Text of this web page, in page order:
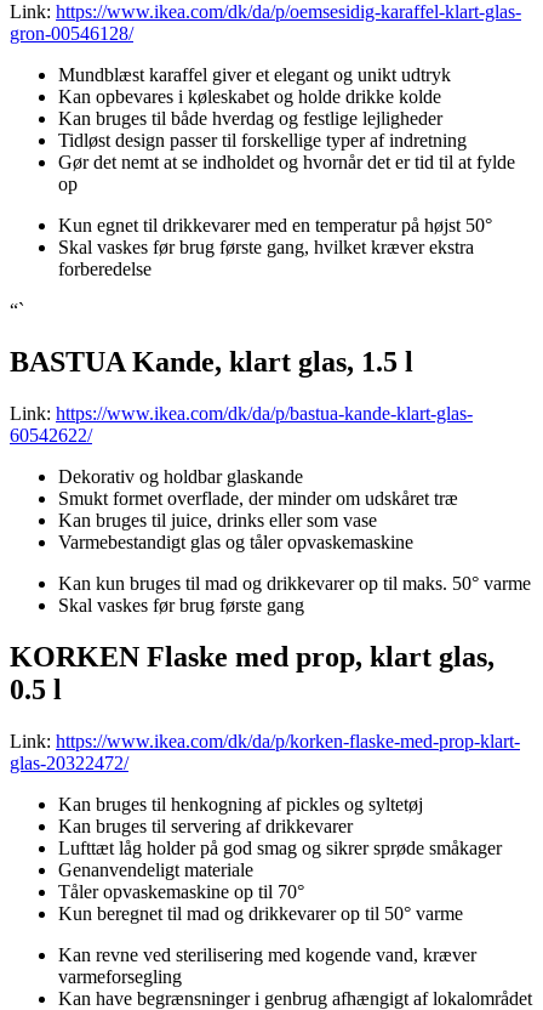
Link: https://www.ikea.com/dk/da/p/oemsesidig-karaffel-klart-glas-
gron-00546128/
Mundblæst karaffel giver et elegant og unikt udtryk
Kan opbevares i køleskabet og holde drikke kolde
Kan bruges til både hverdag og festlige lejligheder
Tidløst design passer til forskellige typer af indretning
Gør det nemt at se indholdet og hvornår det er tid til at fylde
op
Kun egnet til drikkevarer med en temperatur på højst 50°
Skal vaskes før brug første gang, hvilket kræver ekstra
forberedelse
“`
BASTUA Kande, klart glas, 1.5 l
Link: https://www.ikea.com/dk/da/p/bastua-kande-klart-glas-
60542622/
Dekorativ og holdbar glaskande
Smukt formet overflade, der minder om udskåret træ
Kan bruges til juice, drinks eller som vase
Varmebestandigt glas og tåler opvaskemaskine
Kan kun bruges til mad og drikkevarer op til maks. 50° varme
Skal vaskes før brug første gang
KORKEN Flaske med prop, klart glas,
0.5 l
Link: https://www.ikea.com/dk/da/p/korken-flaske-med-prop-klart-
glas-20322472/
Kan bruges til henkogning af pickles og syltetøj
Kan bruges til servering af drikkevarer
Lufttæt låg holder på god smag og sikrer sprøde småkager
Genanvendeligt materiale
Tåler opvaskemaskine op til 70°
Kun beregnet til mad og drikkevarer op til 50° varme
Kan revne ved sterilisering med kogende vand, kræver
varmeforsegling
Kan have begrænsninger i genbrug afhængigt af lokalområdet